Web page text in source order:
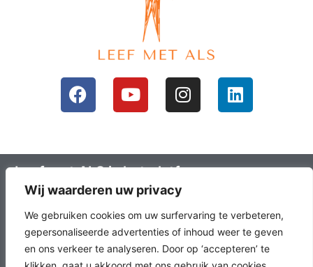
Wij waarderen uw privacy
We gebruiken cookies om uw surfervaring te verbeteren,
gepersonaliseerde advertenties of inhoud weer te geven
en ons verkeer te analyseren. Door op ‘accepteren’ te
Leef met ALS is het platform voor mensen
met ALS en hun omgeving; ALS lotgenoten.
Leefals.nl heeft als doel om ALS lotgenoten
met elkaar in contact te brengen, het
laatste onderzoek en nieuws over ALS en